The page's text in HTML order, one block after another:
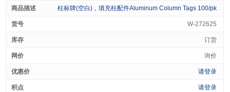
柱标牌(空白)，填充柱配件Aluminum Column Tags 100/pk
W-272625
订货
询价
请登录
请登录